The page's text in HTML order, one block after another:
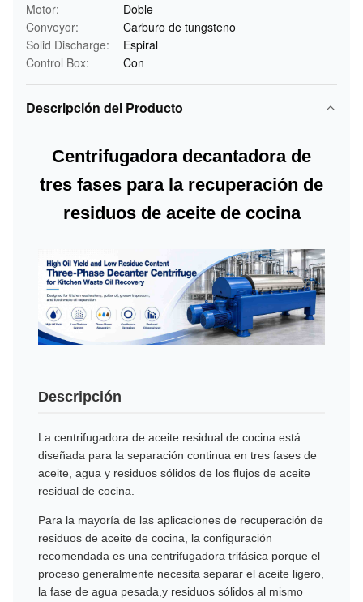
Motor:
Doble
Conveyor:
Carburo de tungsteno
Solid Discharge:
Espiral
Control Box:
Con
Descripción del Producto
Centrifugadora decantadora de
tres fases para la recuperación de
residuos de aceite de cocina
Descripción
La centrifugadora de aceite residual de cocina está
diseñada para la separación continua en tres fases de
aceite, agua y residuos sólidos de los flujos de aceite
residual de cocina.
Para la mayoría de las aplicaciones de recuperación de
residuos de aceite de cocina, la configuración
recomendada es una centrifugadora trifásica porque el
proceso generalmente necesita separar el aceite ligero,
la fase de agua pesada,y residuos sólidos al mismo